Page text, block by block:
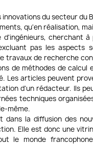
du secteur du
qu'en réalisation,
cherchant
pas les aspects
travaux de recherche
de méthodes de calcul
Les articles peuvent
d'un rédacteur. Ils
techniques
même.
dans la diffusion des
Elle est donc une
le monde